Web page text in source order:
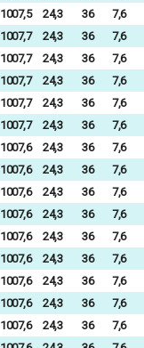
1007,5 24,3 36
7,6
1007,7 24,3 36
7,6
1007,7 24,3 36
7,6
1007,7 24,3 36
7,6
1007,7 24,3 36
7,6
1007,7 24,3 36
7,6
1007,6 24,3 36
7,6
1007,6 24,3 36
7,6
1007,6 24,3 36
7,6
1007,6 24,3 36
7,6
1007,6 24,3 36
7,6
1007,6 24,3 36
7,6
1007,6 24,3 36
7,6
1007,6 24,3 36
7,6
1007,6 24,3 36
7,6